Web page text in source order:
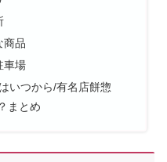
商品
車場
いつから/有名店餅惣
まとめ